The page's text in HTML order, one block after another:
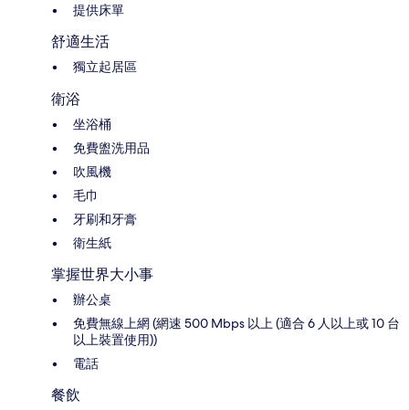
提供床單
舒適生活
獨立起居區
衛浴
坐浴桶
免費盥洗用品
吹風機
毛巾
牙刷和牙膏
衛生紙
掌握世界大小事
辦公桌
免費無線上網 (網速 500 Mbps 以上 (適合 6 人以上或 10 台
以上裝置使用))
電話
餐飲